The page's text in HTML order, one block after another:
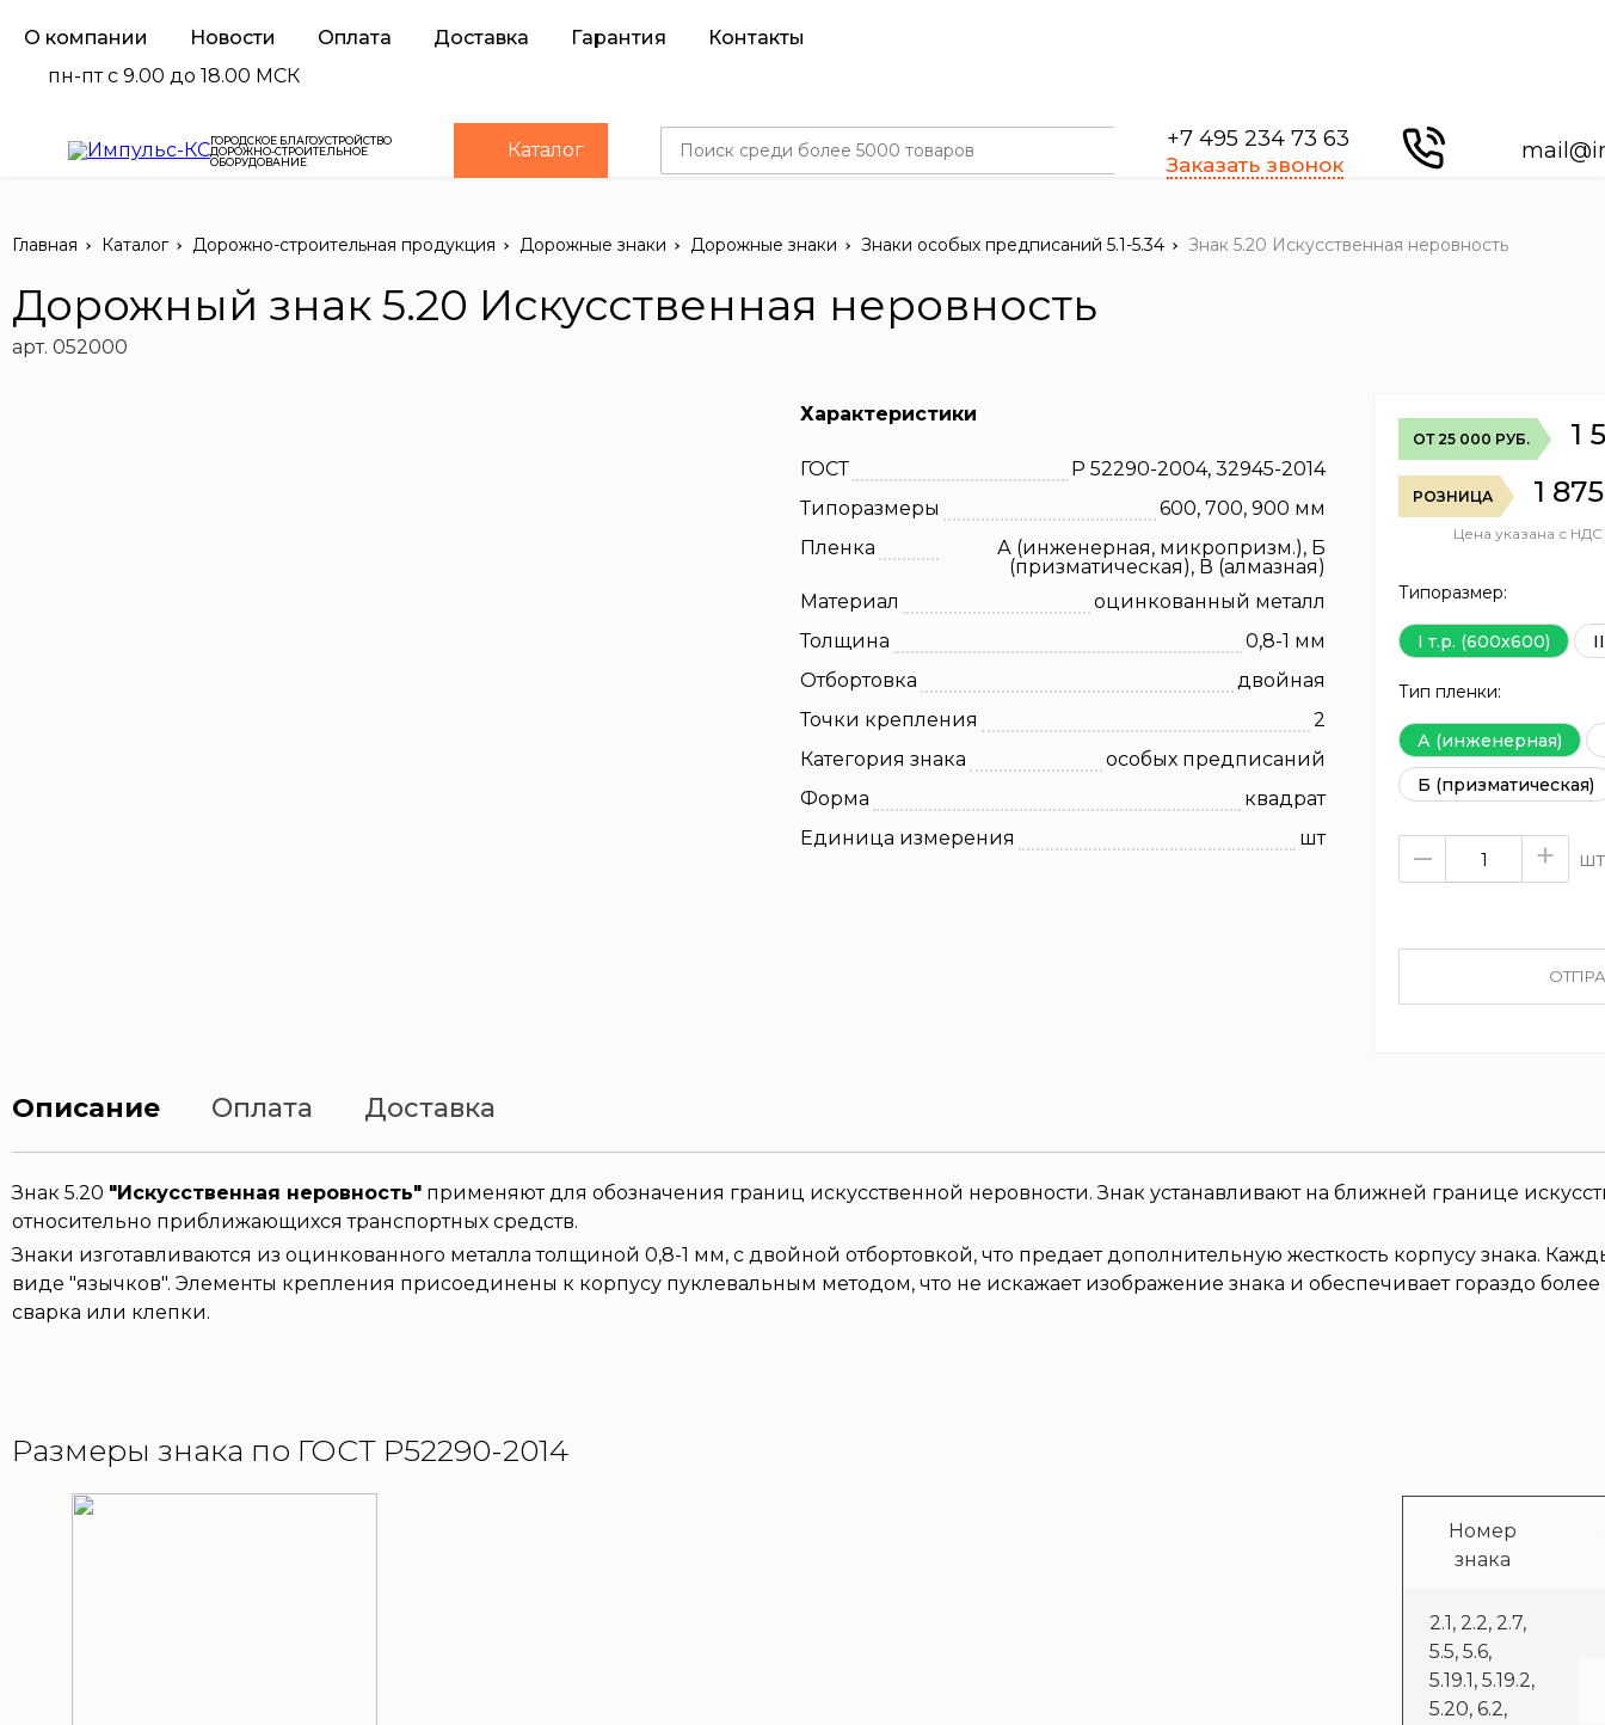
О компании Новости Оплата Доставка Гарантия
Контакты
пн-пт с 9.00 до 18.00 МСК
ГОРОДСКОЕ БЛАГОУСТРОЙСТВО
ДОРОЖНО-СТРОИТЕЛЬНОЕ
ОБОРУДОВАНИЕ
Каталог +7 495 234 73 63
Заказать звонок
Главная Каталог Дорожно-строительная продукция Дорожные знаки Дорожные знаки Знаки особых предписаний 5.1-5.34 Знак 5.20 Искусственная неровность
Дорожный знак 5.20 Искусственная неровность
арт. 052000
Характеристики
ГОСТ
Р 52290-2004, 32945-2014
Типоразмеры
600, 700, 900 мм
Пленка
А (инженерная, микропризм.), Б
(призматическая), В (алмазная)
Материал
оцинкованный металл
Толщина
0,8-1 мм
Отбортовка
двойная
Точки крепления
2
Категория знака
особых предписаний
Форма
квадрат
Единица измерения
шт
ОТ 25 000 РУБ. 1
РОЗНИЦА 1 875
Цена указана с НДС
Типоразмер:
I т.р. (600х600)
Тип пленки:
А (инженерная)
Б (призматическая)
– + шт
Описание Оплата Доставка
Знак 5.20 "Искусственная неровность" применяют для обозначения границ искусственной неровности. Знак устанавливают на ближней границе
относительно приближающихся транспортных средств.
Знаки изготавливаются из оцинкованного металла толщиной 0,8-1 мм, с двойной отбортовкой, что предает дополнительную жесткость корпусу знака.
виде "язычков". Элементы крепления присоединены к корпусу пуклевальным методом, что не искажает изображение знака и обеспечивает гораздо
сварка или клепки.
Размеры знака по ГОСТ Р52290-2014
Номер
знака
2.1, 2.2, 2.7,
5.5, 5.6,
5.19.1, 5.19.2,
5.20, 6.2,